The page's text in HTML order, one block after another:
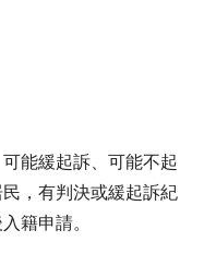
能緩起訴、可能不起
，有判決或緩起訴紀
籍申請。